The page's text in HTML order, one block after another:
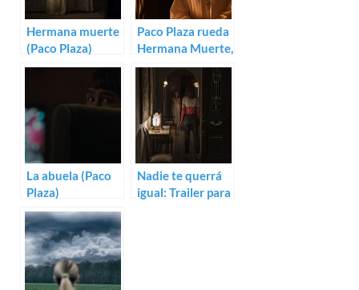
Hermana muerte
(Paco Plaza)
Paco Plaza rueda
Hermana Muerte,
precuela de
Verónica
La abuela (Paco
Plaza)
Nadie te querrá
igual: Trailer para